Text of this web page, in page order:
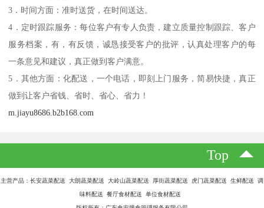
3．时间方面：准时送货，在时间送达。
4．定时跟踪服务：每位客户有专人负责，建立质量控制跟踪、客户
服务档案，有，有反馈，诚恳接受客户的批评，认真处理客户的每
一条意见和建议，真正做到客户满意。
5．其他方面：化配送，一个电话，即刻上门服务，简易快捷，真正
做到让客户省钱、省时、省心、省力！
m.jiayu8686.b2b168.com
Top
主营产品：长安蔬菜配送 大朗蔬菜配送 大岭山蔬菜配送 厚街蔬菜配送 虎门蔬菜配送 生鲜配送 调
味料配送 餐厅食材配送 单位食材配送